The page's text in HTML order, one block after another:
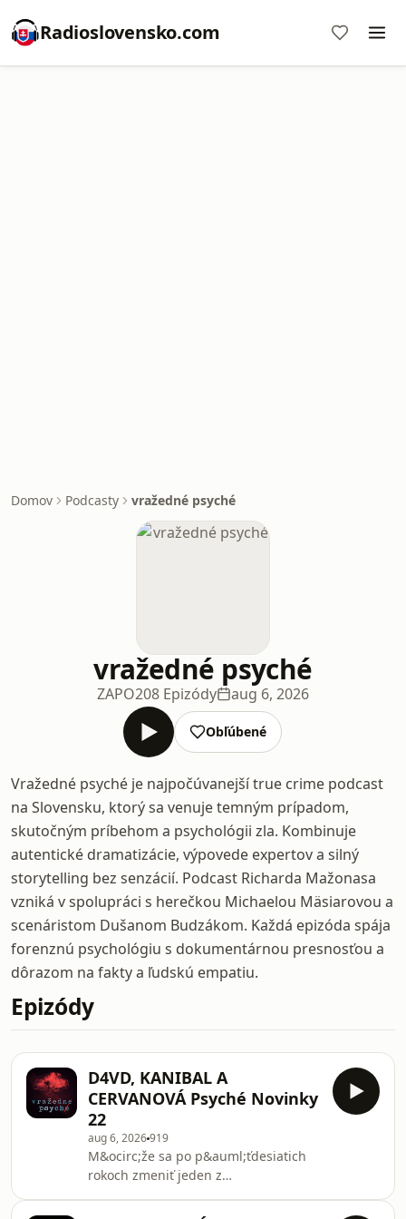
Radioslovensko.com
Domov Podcasty vražedné psyché
vražedné psyché
ZAPO208 Epizódy aug 6, 2026
Obľúbené
Vražedné psyché je najpočúvanejší true crime podcast
na Slovensku, ktorý sa venuje temným prípadom,
skutočným príbehom a psychológii zla. Kombinuje
autentické dramatizácie, výpovede expertov a silný
storytelling bez senzácií. Podcast Richarda Mažonasa
vzniká v spolupráci s herečkou Michaelou Mäsiarovou a
scenáristom Dušanom Budzákom. Každá epizóda spája
forenznú psychológiu s dokumentárnou presnosťou a
dôrazom na fakty a ľudskú empatiu.
Epizódy
D4VD, KANIBAL A
CERVANOVÁ Psyché Novinky
22
aug 6, 2026919
M&ocirc;že sa po p&auml;ťdesiatich
rokoch zmeniť jeden z
slovensk&yacute;ch pr&iacute;padov?